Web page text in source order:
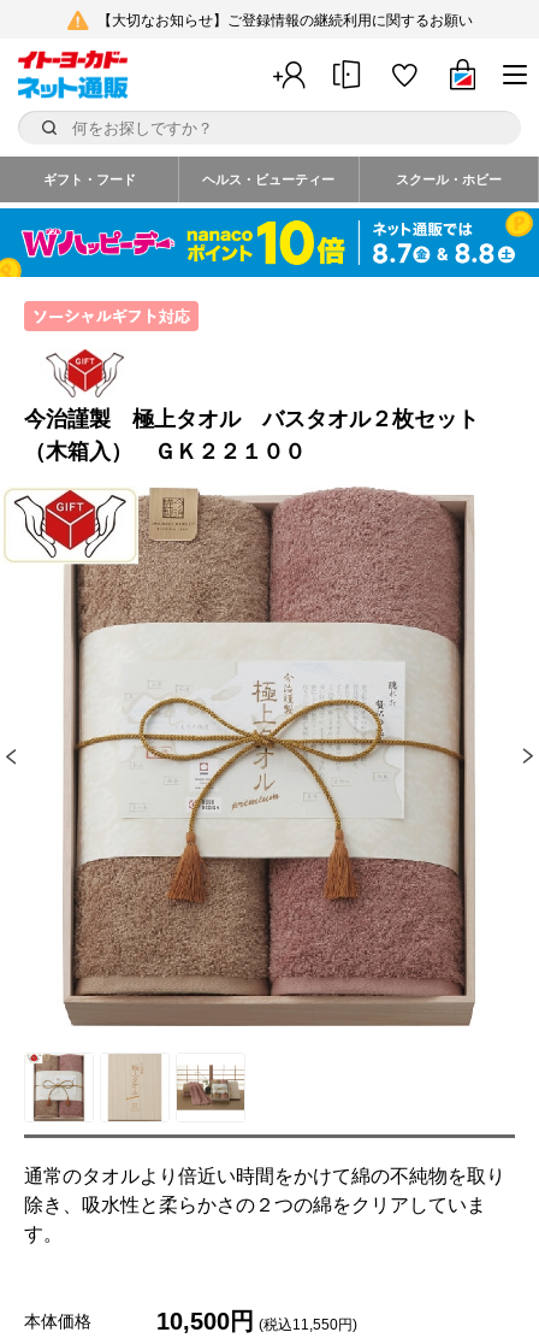
【大切なお知らせ】ご登録情報の継続利用に関するお願い
ギフト・フード ヘルス・ビューティー スクール・ホビー
今治謹製 極上タオル バスタオル２枚セット
（木箱入） ＧＫ２２１００
通常のタオルより倍近い時間をかけて綿の不純物を取り
除き、吸水性と柔らかさの２つの綿をクリアしていま
す。
本体価格 10,500円 (税込11,550円)